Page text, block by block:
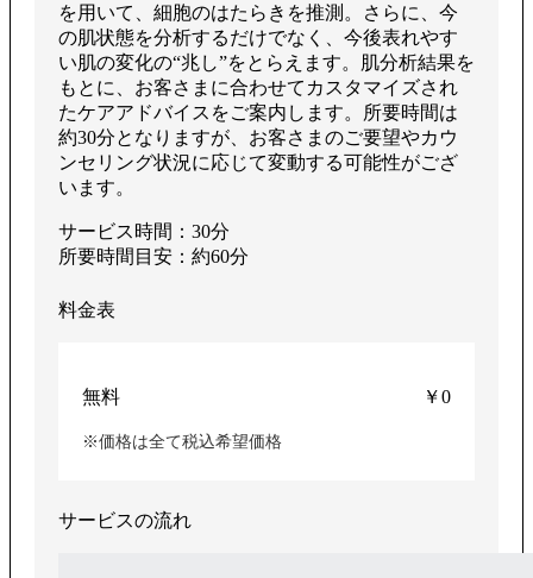
す
る
を用いて、細胞のはたらきを推測。さらに、今
の肌状態を分析するだけでなく、今後表れやす
い肌の変化の“兆し”をとらえます。肌分析結果を
もとに、お客さまに合わせてカスタマイズされ
たケアアドバイスをご案内します。所要時間は
約30分となりますが、お客さまのご要望やカウ
ンセリング状況に応じて変動する可能性がござ
います。
サービス時間：30分
所要時間目安：約60分
料金表
無料 ￥0
※価格は全て税込希望価格
サービスの流れ